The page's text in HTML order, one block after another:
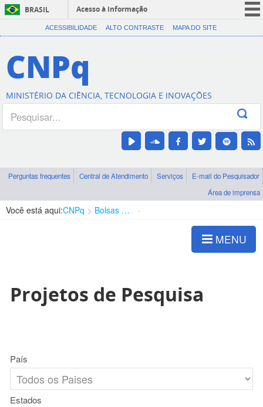
BRASIL
Acesso à informação
CORONAVÍRUS (COVID-19)
Canais
ACESSIBILIDADE ALTO CONTRASTE MAPA DO SITE
CNPq
MINISTÉRIO DA CIÊNCIA, TECNOLOGIA E INOVAÇÕES
Perguntas frequentes Central de Atendimento Serviços
E-mail do Pesquisador
Área de imprensa
Você está aqui:CNPq Bolsas e Auxílios Vigentes
MENU
Projetos de Pesquisa
País
Estados